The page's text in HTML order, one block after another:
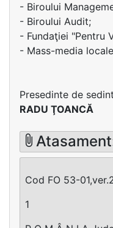
- Biroului
- Biroului Audit;
- Fundaţiei "Pentru
- Mass-media
Presedinte de
RADU ŢOANCĂ
Cod FO 53-
1